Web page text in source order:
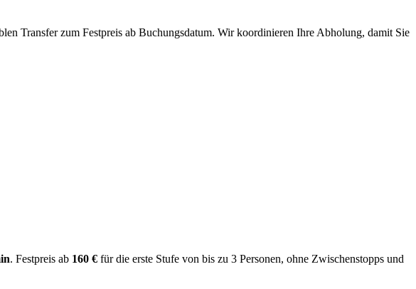
Transfer zum Festpreis ab Buchungsdatum. Wir koordinieren Ihre Abholung, damit Sie
. Festpreis ab 160 € für die erste Stufe von bis zu 3 Personen, ohne Zwischenstopps und